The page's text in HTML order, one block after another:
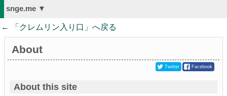
snge.me ▼
← 「 クレムリン入り口 」へ戻る
About
Twitter Facebook
About this site